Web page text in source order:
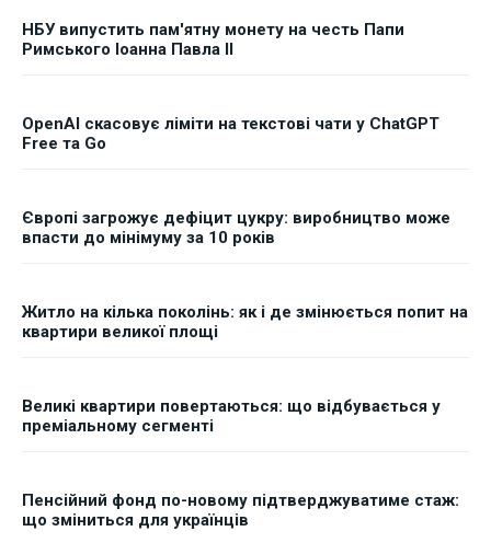
НБУ випустить пам'ятну монету на честь Папи
Римського Іоанна Павла II
OpenAI скасовує ліміти на текстові чати у ChatGPT
Free та Go
Європі загрожує дефіцит цукру: виробництво може
впасти до мінімуму за 10 років
Житло на кілька поколінь: як і де змінюється попит на
квартири великої площі
Великі квартири повертаються: що відбувається у
преміальному сегменті
Пенсійний фонд по-новому підтверджуватиме стаж:
що зміниться для українців